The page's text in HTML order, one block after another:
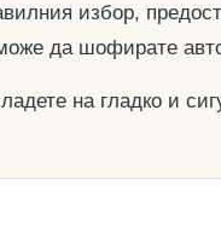
избор,
да шофирате
на гладко и